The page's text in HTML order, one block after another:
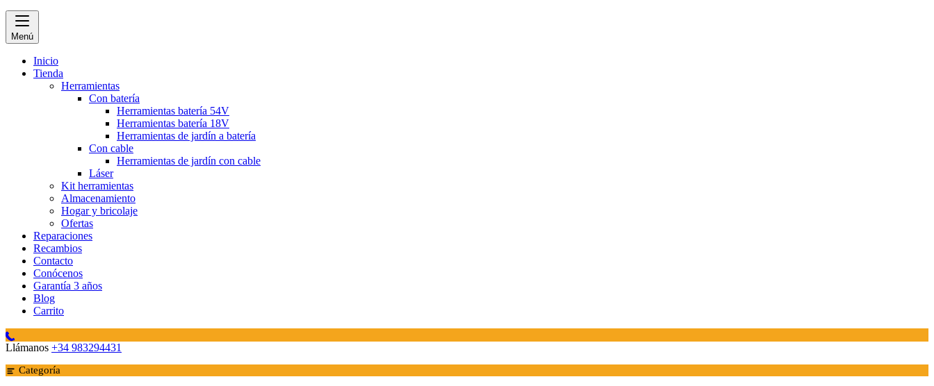
Menú
Inicio
Tienda
Herramientas
Con batería
Herramientas batería 54V
Herramientas batería 18V
Herramientas de jardín a batería
Con cable
Herramientas de jardín con cable
Láser
Kit herramientas
Almacenamiento
Hogar y bricolaje
Ofertas
Reparaciones
Recambios
Contacto
Conócenos
Garantía 3 años
Blog
Carrito
Llámanos +34 983294431
Categoría